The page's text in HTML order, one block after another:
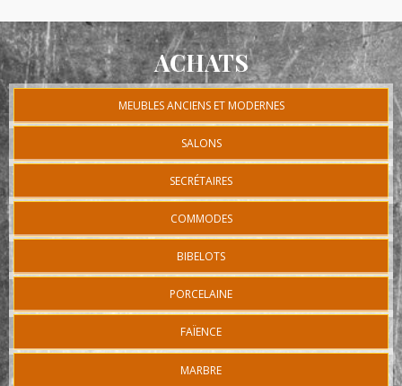
ACHATS
MEUBLES ANCIENS ET MODERNES
SALONS
SECRÉTAIRES
COMMODES
BIBELOTS
PORCELAINE
FAÏENCE
MARBRE